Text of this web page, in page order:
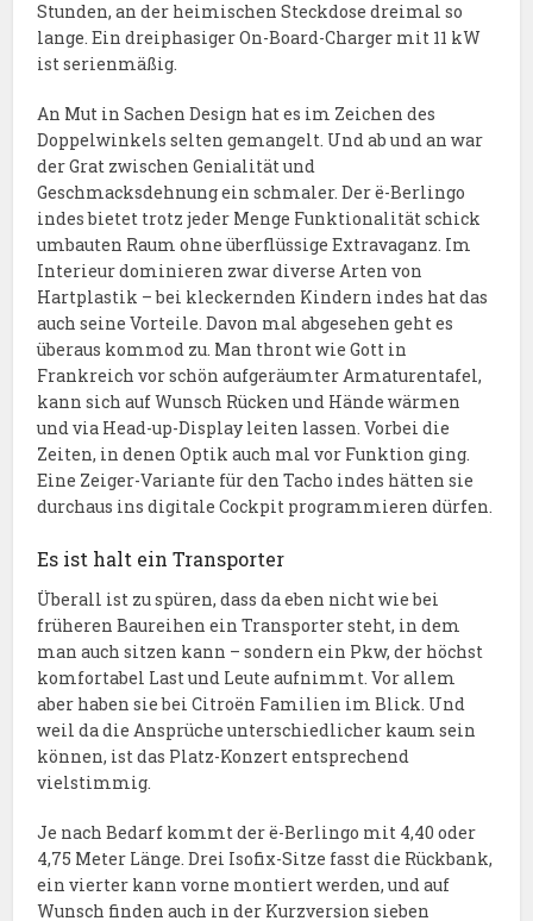
Stunden, an der heimischen Steckdose dreimal so
lange. Ein dreiphasiger On-Board-Charger mit 11 kW
ist serienmäßig.
An Mut in Sachen Design hat es im Zeichen des
Doppelwinkels selten gemangelt. Und ab und an war
der Grat zwischen Genialität und
Geschmacksdehnung ein schmaler. Der ë-Berlingo
indes bietet trotz jeder Menge Funktionalität schick
umbauten Raum ohne überflüssige Extravaganz. Im
Interieur dominieren zwar diverse Arten von
Hartplastik – bei kleckernden Kindern indes hat das
auch seine Vorteile. Davon mal abgesehen geht es
überaus kommod zu. Man thront wie Gott in
Frankreich vor schön aufgeräumter Armaturentafel,
kann sich auf Wunsch Rücken und Hände wärmen
und via Head-up-Display leiten lassen. Vorbei die
Zeiten, in denen Optik auch mal vor Funktion ging.
Eine Zeiger-Variante für den Tacho indes hätten sie
durchaus ins digitale Cockpit programmieren dürfen.
Es ist halt ein Transporter
Überall ist zu spüren, dass da eben nicht wie bei
früheren Baureihen ein Transporter steht, in dem
man auch sitzen kann – sondern ein Pkw, der höchst
komfortabel Last und Leute aufnimmt. Vor allem
aber haben sie bei Citroën Familien im Blick. Und
weil da die Ansprüche unterschiedlicher kaum sein
können, ist das Platz-Konzert entsprechend
vielstimmig.
Je nach Bedarf kommt der ë-Berlingo mit 4,40 oder
4,75 Meter Länge. Drei Isofix-Sitze fasst die Rückbank,
ein vierter kann vorne montiert werden, und auf
Wunsch finden auch in der Kurzversion sieben